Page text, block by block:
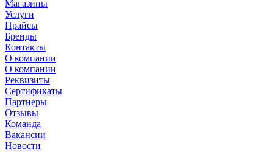
Магазины
Услуги
Прайсы
Бренды
Контакты
О компании
О компании
Реквизиты
Сертификаты
Партнеры
Отзывы
Команда
Вакансии
Новости